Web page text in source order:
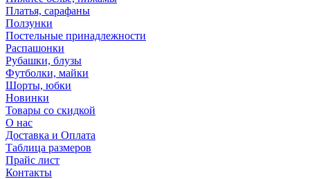
Платья, сарафаны
Ползунки
Постельные принадлежности
Распашонки
Рубашки, блузы
Футболки, майки
Шорты, юбки
Новинки
Товары со скидкой
О нас
Доставка и Оплата
Таблица размеров
Прайс лист
Контакты